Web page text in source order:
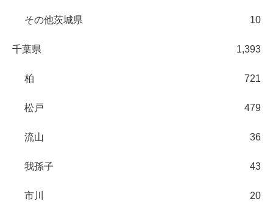
その他茨城県 10
千葉県 1,393
柏 721
松戸 479
流山 36
我孫子 43
市川 20